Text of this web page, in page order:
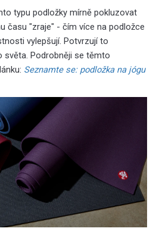
typu podložky mírně pokluzovat
času "zraje" - čím více na podložce
vylepšují. Potvrzují to
světa. Podrobněji se těmto
Seznamte se: podložka na jógu